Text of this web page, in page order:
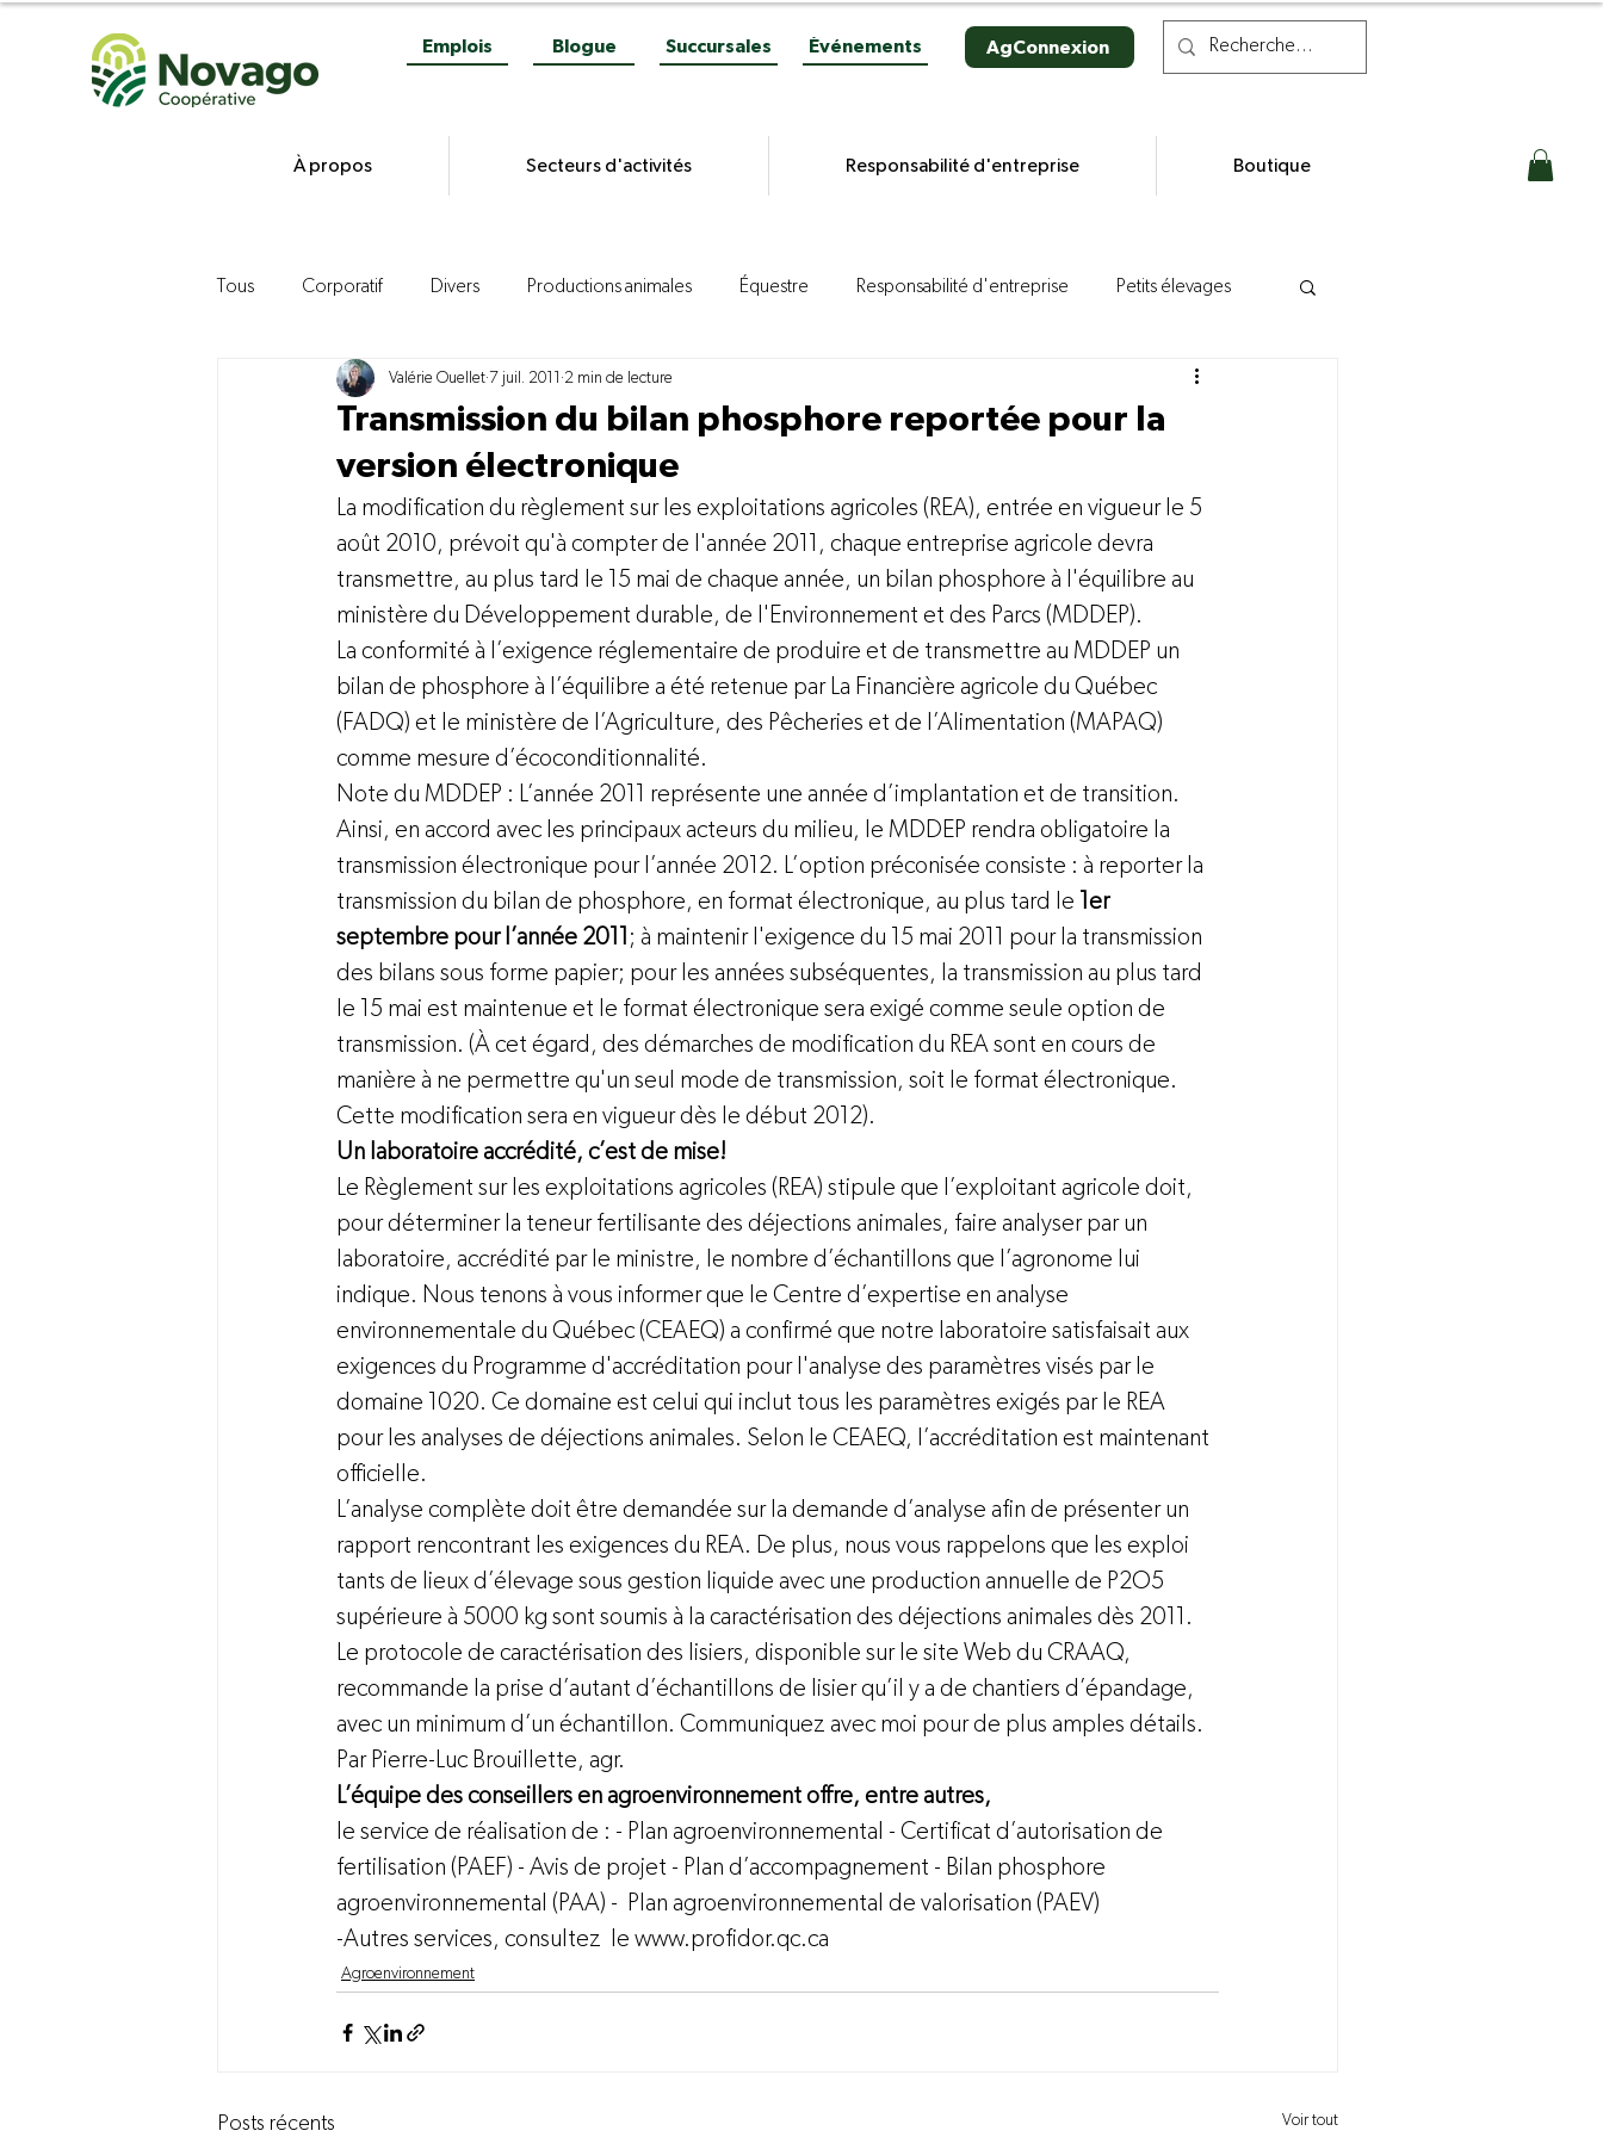
Emplois Blogue Succursales Événements AgConnexion
À propos Secteurs d'activités Responsabilité d'entreprise Boutique
Tous Corporatif Divers Productions animales Équestre Responsabilité d'entreprise Petits élevages
Commercialisation des grains Productions végétales
Agroenvironnement Production porcine Reportages
Transmission du bilan phosphore reportée pour la
version électronique
Valérie Ouellet 7 juil. 2011 2 min de lecture
La modification du règlement sur les exploitations agricoles (REA), entrée en vigueur le 5
août 2010, prévoit qu'à compter de l'année 2011, chaque entreprise agricole devra
transmettre, au plus tard le 15 mai de chaque année, un bilan phosphore à l'équilibre au
ministère du Développement durable, de l'Environnement et des Parcs (MDDEP).
La conformité à l’exigence réglementaire de produire et de transmettre au MDDEP un
bilan de phosphore à l’équilibre a été retenue par La Financière agricole du Québec
(FADQ) et le ministère de l’Agriculture, des Pêcheries et de l’Alimentation (MAPAQ)
comme mesure d’écoconditionnalité.
Note du MDDEP : L’année 2011 représente une année d’implantation et de transition.
Ainsi, en accord avec les principaux acteurs du milieu, le MDDEP rendra obligatoire la
transmission électronique pour l’année 2012. L’option préconisée consiste : à reporter la
transmission du bilan de phosphore, en format électronique, au plus tard le
1er
septembre pour l’année 2011 ; à maintenir l'exigence du 15 mai 2011 pour la transmission
des bilans sous forme papier; pour les années subséquentes, la transmission au plus tard
le 15 mai est maintenue et le format électronique sera exigé comme seule option de
transmission. (À cet égard, des démarches de modification du REA sont en cours de
manière à ne permettre qu'un seul mode de transmission, soit le format électronique.
Cette modification sera en vigueur dès le début 2012).
Un laboratoire accrédité, c’est de mise!
Le Règlement sur les exploitations agricoles (REA) stipule que l’exploitant agricole doit,
pour déterminer la teneur fertilisante des déjections animales, faire analyser par un
laboratoire, accrédité par le ministre, le nombre d’échantillons que l’agronome lui
indique. Nous tenons à vous informer que le Centre d’expertise en analyse
environnementale du Québec (CEAEQ) a confirmé que notre laboratoire satisfaisait aux
exigences du Programme d'accréditation pour l'analyse des paramètres visés par le
domaine 1020. Ce domaine est celui qui inclut tous les paramètres exigés par le REA
pour les analyses de déjections animales. Selon le CEAEQ, l’accréditation est maintenant
officielle.
L’analyse complète doit être demandée sur la demande d’analyse afin de présenter un
rapport rencontrant les exigences du REA. De plus, nous vous rappelons que les exploi
tants de lieux d’élevage sous gestion liquide avec une production annuelle de P2O5
supérieure à 5000 kg sont soumis à la caractérisation des déjections animales dès 2011.
Le protocole de caractérisation des lisiers, disponible sur le site Web du CRAAQ,
recommande la prise d’autant d’échantillons de lisier qu’il y a de chantiers d’épandage,
avec un minimum d’un échantillon. Communiquez avec moi pour de plus amples détails.
Par Pierre-Luc Brouillette, agr.
L’équipe des conseillers en agroenvironnement offre, entre autres,
le service de réalisation de : - Plan agroenvironnemental - Certificat d’autorisation de
fertilisation (PAEF) - Avis de projet - Plan d’accompagnement - Bilan phosphore
agroenvironnemental (PAA) -  Plan agroenvironnemental de valorisation (PAEV)
-Autres services, consultez  le www.profidor.qc.ca
Agroenvironnement
Posts récents Voir tout